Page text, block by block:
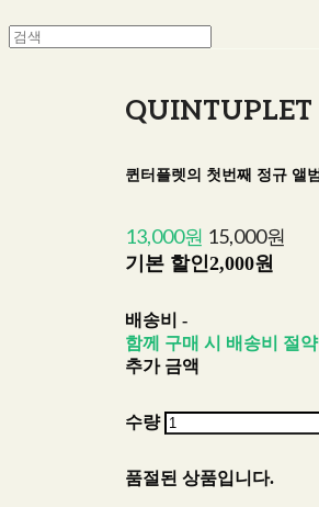
퀸터플렛의 첫번째 정규 앨
13,000원 15,000원
기본 할인2,000원
배송비-
함께 구매 시 배송비 절약
추가 금액
수량
품절된 상품입니다.